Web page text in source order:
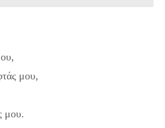
μου,
μου.